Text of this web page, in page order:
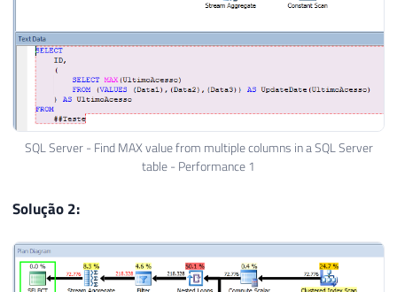
SQL Server - Find MAX value from multiple columns in a SQL Server
table - Performance 1
Solução 2: